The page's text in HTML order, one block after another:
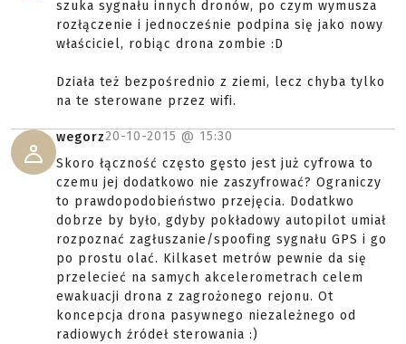
szuka sygnału innych dronów, po czym wymusza
rozłączenie i jednocześnie podpina się jako nowy
właściciel, robiąc drona zombie :D
Działa też bezpośrednio z ziemi, lecz chyba tylko
na te sterowane przez wifi.
wegorz20-10-2015 @ 15:30
Skoro łączność często gęsto jest już cyfrowa to
czemu jej dodatkowo nie zaszyfrować? Ograniczy
to prawdopodobieństwo przejęcia. Dodatkwo
dobrze by było, gdyby pokładowy autopilot umiał
rozpoznać zagłuszanie/spoofing sygnału GPS i go
po prostu olać. Kilkaset metrów pewnie da się
przelecieć na samych akcelerometrach celem
ewakuacji drona z zagrożonego rejonu. Ot
koncepcja drona pasywnego niezależnego od
radiowych źródeł sterowania :)